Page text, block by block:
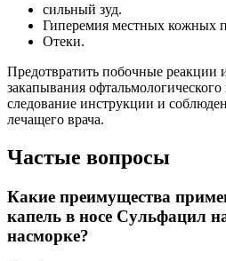
сильный зуд.
Гиперемия местных кожных
Отеки.
Предотвратить побочные реакции
закапывания
следование инструкции и
лечащего врача.
Частые вопросы
Какие преимущества
капель в носе Сульфацил
насморке?